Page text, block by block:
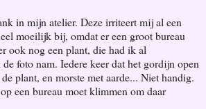
in mijn atelier. Deze irriteert mij al een
moeilijk bij, omdat er een groot bureau
ook nog een plant, die had ik al
foto nam. Iedere keer dat het gordijn open
plant, en morste met aarde... Niet handig.
een bureau moet klimmen om daar